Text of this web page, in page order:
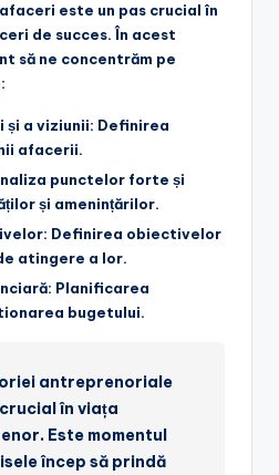
este un pas crucial în
de succes. În acest
să ne concentrăm pe
și a viziunii: Definirea
afacerii.
punctelor forte și
și amenințărilor.
Definirea obiectivelor
atingere a lor.
Planificarea
bugetului.
antreprenoriale
în viața
Este momentul
încep să prindă